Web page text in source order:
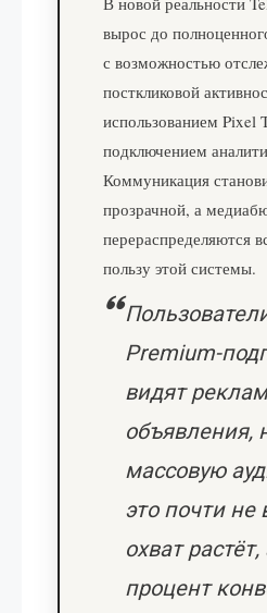
вырос до
с возможностью
посткликовой
использованием Pixel
подключением
Коммуникация
прозрачной, а
перераспределяются
пользу этой системы.
Premium-
видят
объявления,
массовую
это почти не
охват растёт,
процент